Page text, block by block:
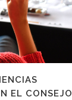
EL CONSEJO